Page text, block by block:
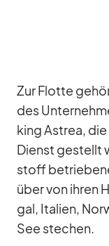
Zur Flotte
des
king Astrea,
Dienst ge­stellt
stoff
über von ih­ren
gal, Ita­lien,
See ste­chen.